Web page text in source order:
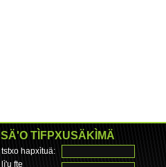
SÄ'O TÌFPXUSÄKÌMÄ
tstxo hapxìtuä:
lì'u fte